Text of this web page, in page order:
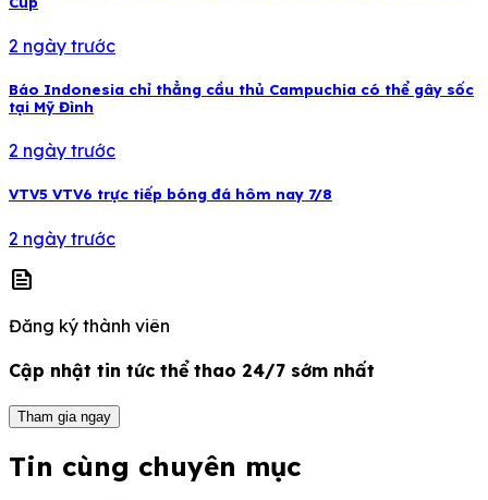
2 ngày trước
Báo Indonesia chỉ thẳng cầu thủ Campuchia có thể gây sốc
tại Mỹ Đình
2 ngày trước
VTV5 VTV6 trực tiếp bóng đá hôm nay 7/8
2 ngày trước
news
Đăng ký thành viên
Cập nhật tin tức thể thao 24/7 sớm nhất
Tham gia ngay
Tin cùng chuyên mục